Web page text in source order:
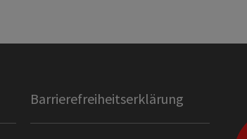
Barrierefreiheitserklärung